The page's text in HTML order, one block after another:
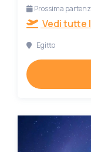
Prossima
Vedi tutte
Egitto